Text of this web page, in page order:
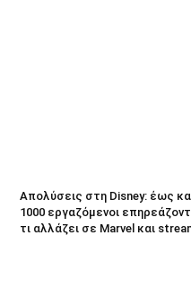
Απολύσεις στη Disney: έως
1000 εργαζόμενοι
τι αλλάζει σε Marvel και